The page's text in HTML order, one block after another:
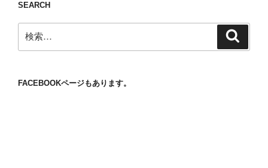
SEARCH
索:
FACEBOOKページもあります。